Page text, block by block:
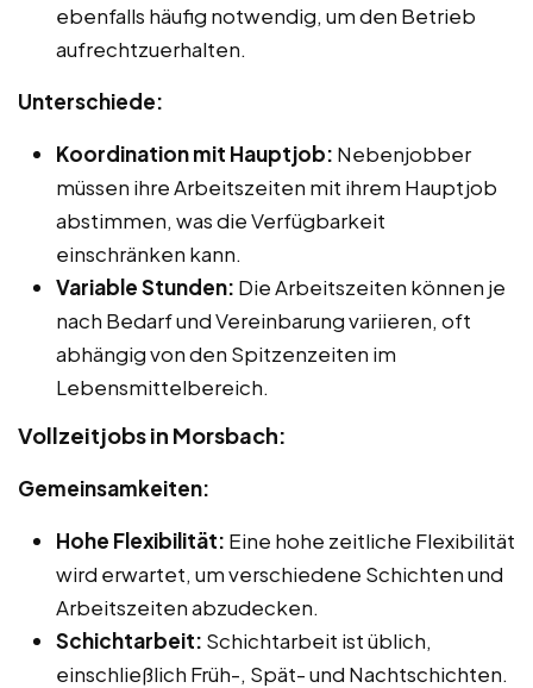
ebenfalls häufig notwendig, um den Betrieb
aufrechtzuerhalten.
Unterschiede:
Koordination mit Hauptjob: Nebenjobber
müssen ihre Arbeitszeiten mit ihrem Hauptjob
abstimmen, was die Verfügbarkeit
einschränken kann.
Variable Stunden: Die Arbeitszeiten können je
nach Bedarf und Vereinbarung variieren, oft
abhängig von den Spitzenzeiten im
Lebensmittelbereich.
Vollzeitjobs in Morsbach:
Gemeinsamkeiten:
Hohe Flexibilität: Eine hohe zeitliche Flexibilität
wird erwartet, um verschiedene Schichten und
Arbeitszeiten abzudecken.
Schichtarbeit: Schichtarbeit ist üblich,
einschließlich Früh-, Spät- und Nachtschichten.